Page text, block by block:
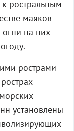
ростральным
маяков
на них
рострами
установлены